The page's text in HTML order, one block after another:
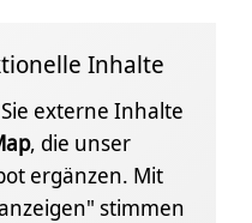
Inhalte
externe Inhalte
, die unser
ergänzen. Mit
stimmen